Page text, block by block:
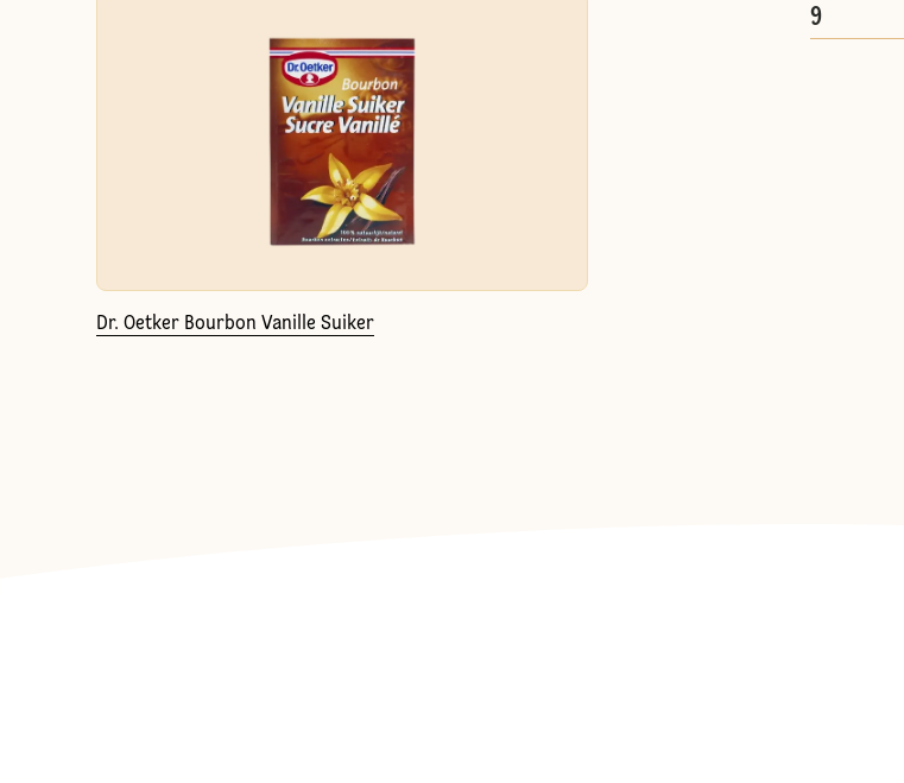
Dr. Oetker Bourbon Vanille Suiker
9